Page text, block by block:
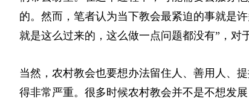
的。然而，笔者认为当下教会最紧迫的事就是
就是这么过来的，这么做一点问题都没有”，对
当然，农村教会也要想办法留住人、善用人、
得非常严重。很多时候农村教会并不是不想发